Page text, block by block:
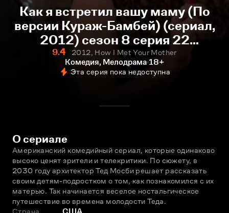
Как я встретил вашу маму (По
версии Кураж-Бамбей) (сериал,
2012) сезон 8 серия 22
смотреть онлайн
9.4
2012, How I Met Your Mother
Комедия, Мелодрама 18+
Эта серия пока недоступна
О сериале
Американский комедийный сериал, которые одинаково
высоко ценят зрители и телекритики. По сюжету, в
2030 году архитектор Тед Мосби решает рассказать
своим детям-подростком о том, как познакомился с их
матерью. Так начинается веселое ностальгическое
путешествие во времена молодости Теда.
Страна
США